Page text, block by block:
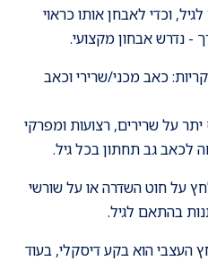
וכדי לאבחן אותו כראוי
- נדרש אבחון מקצועי.
כאב מכני/שרירי וכאב
על שרירים, רצועות ומפרקי
לכאב גב תחתון בכל גיל.
על חוט השדרה או על שורשי
בהתאם לגיל.
ללחץ העצבי הוא בקע דיסקלי, בעוד